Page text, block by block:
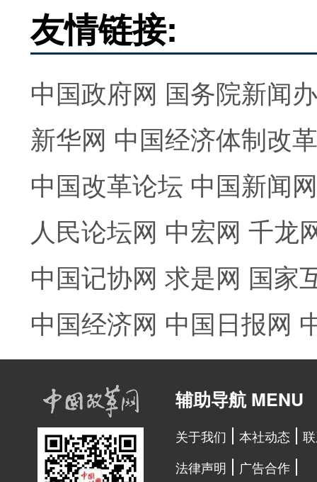
友情链接:
中国政府网 国务院新闻
新华网 中国经济体制改
中国改革论坛 中国新闻网
人民论坛网 中宏网 千龙
中国记协网 求是网 国家
中国经济网 中国日报网
辅助导航 MENU
关于我们 本社动态
法律声明
广告合作